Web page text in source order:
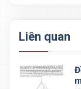
Liên quan